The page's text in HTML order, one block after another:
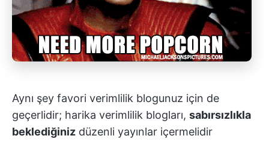
Aynı şey favori verimlilik blogunuz için de
geçerlidir; harika verimlilik blogları, sabırsızlıkla
beklediğiniz düzenli yayınlar içermelidir